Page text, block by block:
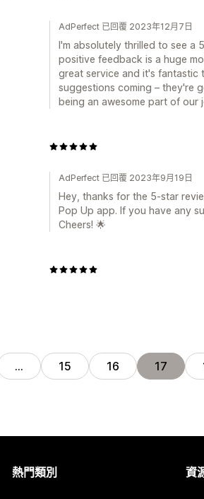
AdPerfect 已回覆 2023年12月7日
I'm absolutely thrilled to see a
positive feedback is a huge
great service and it's fantastic
suggestions coming – they're
being an awesome part of our
AdPerfect 已回覆 2023年9月19日
Hey, thanks for the 5-star
Pop Up app. If you have any
Cheers! 🌟
… 15 16 17
熱門類別 資